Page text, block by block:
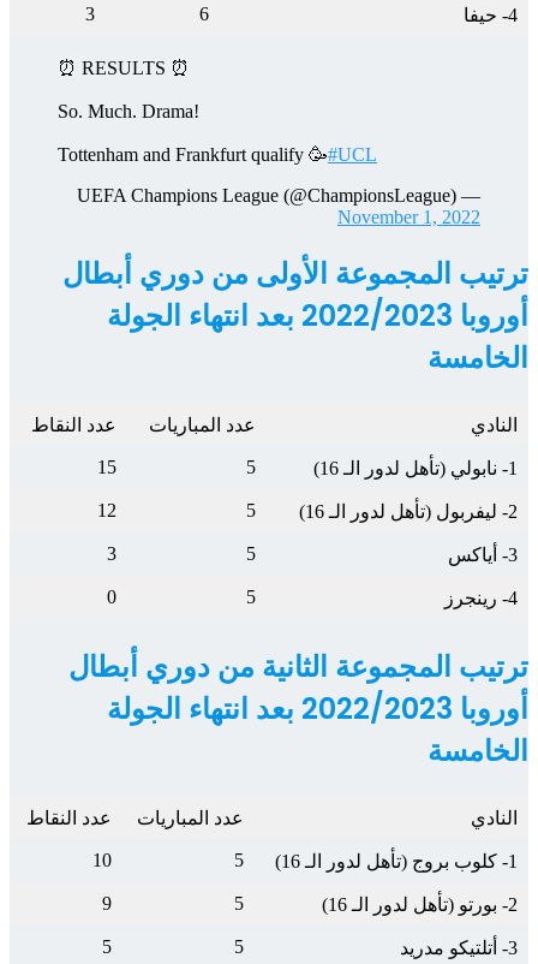
4- حيفا 6
3
⏰ RESULTS ⏰
So. Much. Drama!
Tottenham and Frankfurt qualify 🥳#UCL
— UEFA Champions League (@ChampionsLeague)
November 1, 2022
ترتيب المجموعة الأولى من دوري أبطال
أوروبا 2022/2023 بعد
انتهاء الجولة
الخامسة
النادي عدد المباريات عدد النقاط
1- نابولي (تأهل لدور الـ 16) 5
15
2- ليفربول (تأهل لدور الـ 16) 5
12
3- أياكس 5
3
4- رينجرز 5
0
ترتيب المجموعة الثانية من دوري أبطال
أوروبا 2022/2023 بعد انتهاء الجولة
الخامسة
النادي عدد المباريات عدد النقاط
1- كلوب بروج (تأهل لدور الـ 16) 5
10
2- بورتو (تأهل لدور الـ 16) 5
9
3- أتلتيكو مدريد 5
5